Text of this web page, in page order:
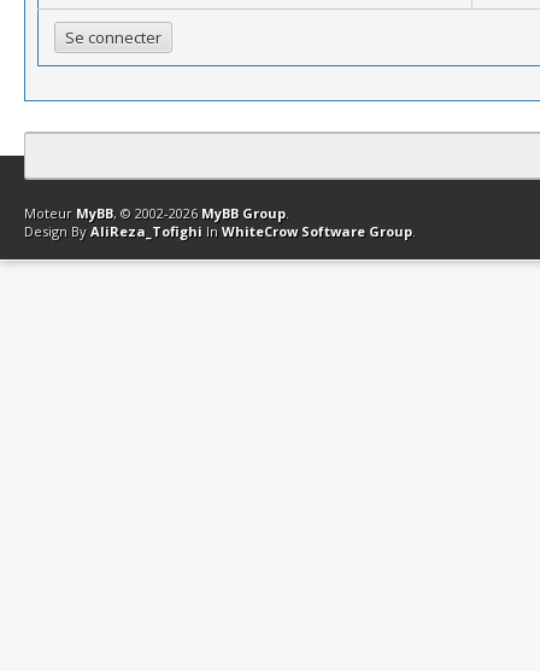
Contact Club Affiliation Retourner en haut Version bas-débit
Moteur MyBB, © 2002-2026 MyBB Group.
Design By AliReza_Tofighi In WhiteCrow Software Group.